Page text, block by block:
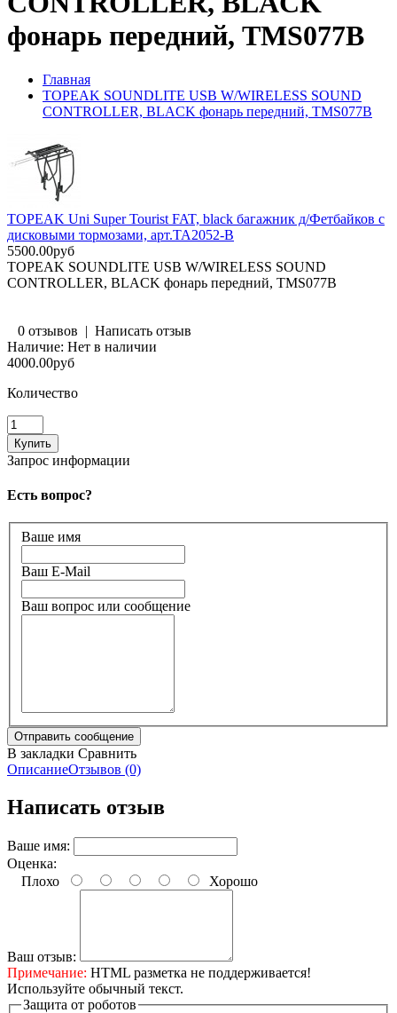
фонарь передний, TMS077B
Главная
TOPEAK SOUNDLITE USB W/WIRELESS SOUND
CONTROLLER, BLACK фонарь передний, TMS077B
TOPEAK Uni Super Tourist FAT, black багажник д/Фетбайков с
дисковыми тормозами, арт.TA2052-B
5500.00руб
TOPEAK SOUNDLITE USB W/WIRELESS SOUND
CONTROLLER, BLACK фонарь передний, TMS077B
0 отзывов | Написать отзыв
Наличие: Нет в наличии
4000.00руб
Количество
Запрос информации
Есть вопрос?
Ваше имя
Ваш E-Mail
Ваш вопрос или сообщение
В закладки Сравнить
ОписаниеОтзывов (0)
Написать отзыв
Ваше имя:
Оценка:
Плохо
Хорошо
Ваш отзыв:
Примечание: HTML разметка не поддерживается!
Используйте обычный текст.
Защита от роботов